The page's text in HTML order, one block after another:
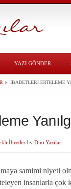
YAZI GÖNDER
İBADETLERI ERTELEME
İbretler by Dini Yazilar
samimi niyeti
insanlarla çok